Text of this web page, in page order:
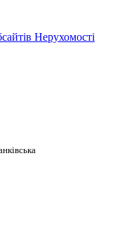
Нерухомості